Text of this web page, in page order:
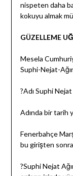
nispeten daha
kokuyu almak
GÜZELLEME
Mesela
Suphi-Nejat-
?Adı Suphi Nejat
Adında bir tarih
Fenerbahçe
bu girişten sonra
?Suphi Nejat